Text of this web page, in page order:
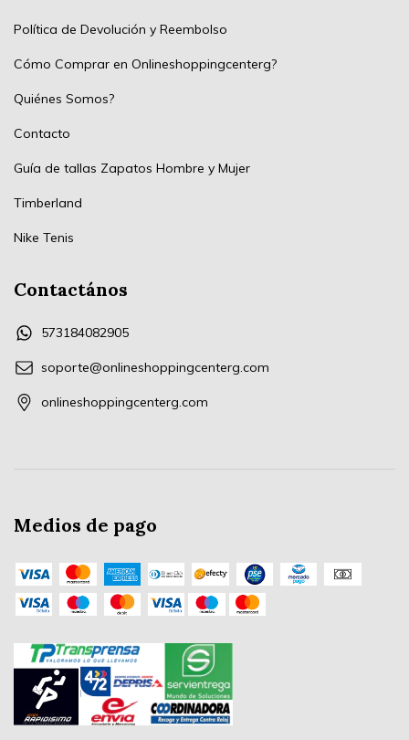
Política de Devolución y Reembolso
Cómo Comprar en Onlineshoppingcenterg?
Quiénes Somos?
Contacto
Guía de tallas Zapatos Hombre y Mujer
Timberland
Nike Tenis
Contactános
573184082905
soporte@onlineshoppingcenterg.com
onlineshoppingcenterg.com
Medios de pago